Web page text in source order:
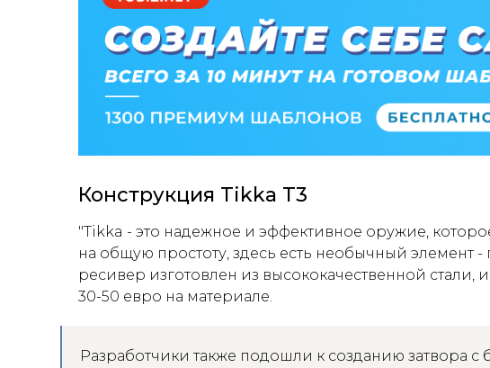
Конструкция Tikka T3
"Tikka - это надежное и эффективное оружие,
на общую простоту, здесь есть необычный элемент
ресивер изготовлен из высококачественной
30-50 евро на материале.
Разработчики также подошли к созданию затвора с